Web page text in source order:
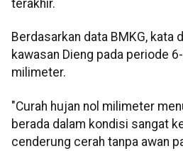
terakhir.
Berdasarkan data BMKG, kata
kawasan Dieng pada periode
milimeter.
"Curah hujan nol milimeter
berada dalam kondisi sangat
cenderung cerah tanpa awan